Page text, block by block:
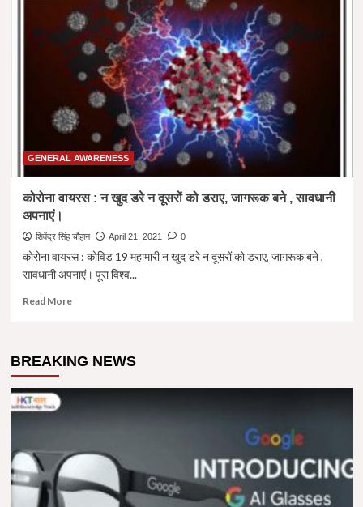
से
बच्चों
को
।
6
WAYS
TO
PROTECT
FROM
GENERAL AWARENESS
कोरोना वायरस : न खुद डरे न दूसरों को डराए, जागरूक बने , सावधानी
अपनाएं।
शिवेंद्र सिंह चौहान April 21, 2021 0
कोरोना वायरस : कोविड 19 महामारी न खुद डरे न दूसरों को डराए, जागरूक बने ,
सावधानी अपनाएं। पूरा विश्व...
Read MoreRead
वायरस
न
दूसरों
डराए,
BREAKING NEWS